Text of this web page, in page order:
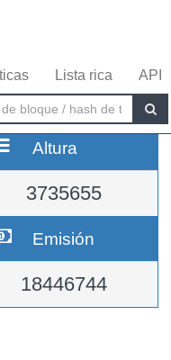
Lista rica API
Altura
3735655
Emisión
18446744